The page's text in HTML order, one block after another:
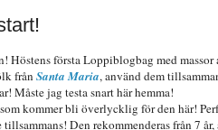
Höstens första Loppiblogbag med
från Santa Maria, använd dem
Måste jag testa snart här hemma!
kommer bli överlycklig för den här!
Den rekommenderas från 7